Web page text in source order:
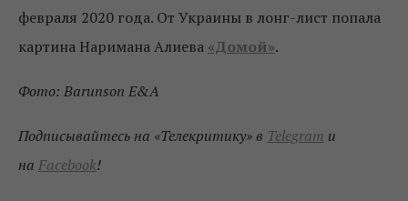
февраля 2020 года. От Украины в лонг-лист попала
картина Наримана Алиева «Домой».
Фото: Barunson E&A
Подписывайтесь на «Телекритику» в Telegram и
на Facebook!